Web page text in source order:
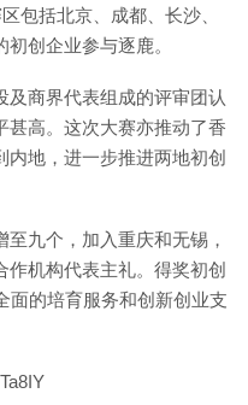
包括北京、成都、长沙、
创企业参与逐鹿。
及商界代表组成的评审团认
甚高。这次大赛亦推动了香
地，进一步推进两地初创
九个，加入重庆和无锡，
机构代表主礼。得奖初创
面的培育服务和创新创业支